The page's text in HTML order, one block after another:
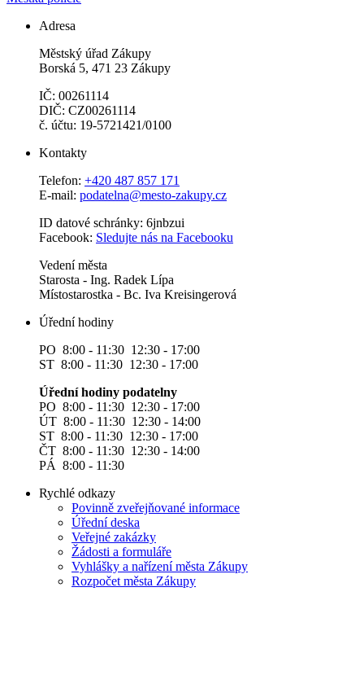
Adresa
Městský úřad Zákupy
Borská 5, 471 23 Zákupy
IČ: 00261114
DIČ: CZ00261114
č. účtu: 19-5721421/0100
Kontakty
Telefon: +420 487 857 171
E-mail: podatelna@mesto-zakupy.cz
ID datové schránky: 6jnbzui
Facebook: Sledujte nás na Facebooku
Vedení města
Starosta - Ing. Radek Lípa
Místostarostka - Bc. Iva Kreisingerová
Úřední hodiny
PO 8:00 - 11:30 12:30 - 17:00
ST 8:00 - 11:30 12:30 - 17:00
Úřední hodiny podatelny
PO 8:00 - 11:30 12:30 - 17:00
ÚT 8:00 - 11:30 12:30 - 14:00
ST 8:00 - 11:30 12:30 - 17:00
ČT 8:00 - 11:30 12:30 - 14:00
PÁ 8:00 - 11:30
Rychlé odkazy
Povinně zveřejňované informace
Úřední deska
Veřejné zakázky
Žádosti a formuláře
Vyhlášky a nařízení města Zákupy
Rozpočet města Zákupy